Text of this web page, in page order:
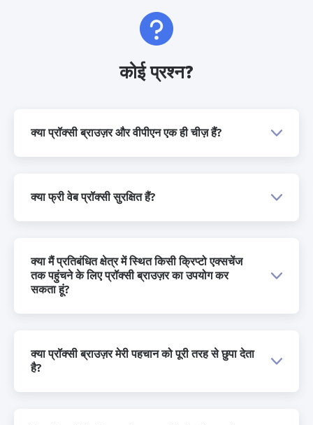
कोई प्रश्न?
क्या प्रॉक्सी ब्राउज़र और वीपीएन एक ही चीज़ हैं?
क्या फ्री वेब प्रॉक्सी सुरक्षित हैं?
क्या मैं प्रतिबंधित क्षेत्र में स्थित किसी क्रिप्टो एक्सचेंज
तक पहुंचने के लिए प्रॉक्सी ब्राउज़र का उपयोग कर
सकता हूं?
क्या प्रॉक्सी ब्राउज़र मेरी पहचान को पूरी तरह से छुपा देता
है?